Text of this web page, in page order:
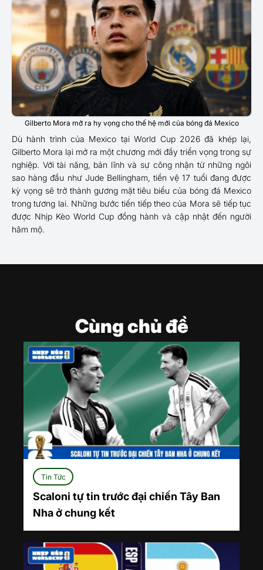
Gilberto Mora mở ra hy vọng cho thế hệ mới của bóng đá Mexico
Dù hành trình của Mexico tại World Cup 2026 đã khép lại,
Gilberto Mora lại mở ra một chương mới đầy triển vọng trong sự
nghiệp. Với tài năng, bản lĩnh và sự công nhận từ những ngôi
sao hàng đầu như Jude Bellingham, tiền vệ 17 tuổi đang được
kỳ vọng sẽ trở thành gương mặt tiêu biểu của bóng đá Mexico
trong tương lai. Những bước tiến tiếp theo của Mora sẽ tiếp tục
được Nhịp Kèo World Cup đồng hành và cập nhật đến người
hâm mộ.
Cùng chủ đề
Tin Tức
Scaloni tự tin trước đại chiến Tây Ban
Nha ở chung kết